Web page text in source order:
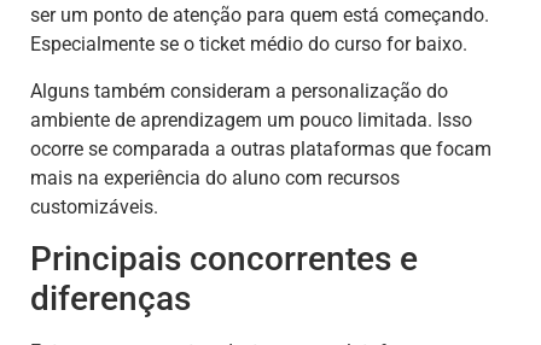
ser um ponto de atenção para quem está começando.
Especialmente se o ticket médio do curso for baixo.
Alguns também consideram a personalização do
ambiente de aprendizagem um pouco limitada. Isso
ocorre se comparada a outras plataformas que focam
mais na experiência do aluno com recursos
customizáveis.
Principais concorrentes e
diferenças